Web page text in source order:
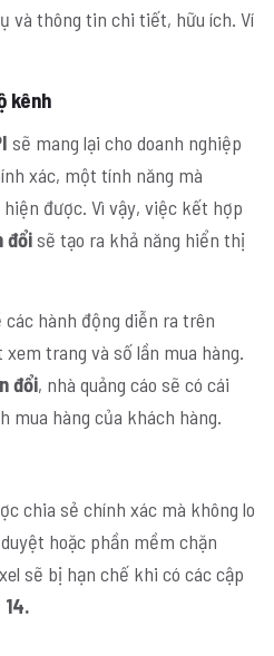
và thông tin chi tiết, hữu ích. Ví
kênh
sẽ mang lại cho doanh nghiệp
xác, một tính năng mà
được. Vì vậy, việc kết hợp
đổisẽ tạo ra khả năng hiển thị
hành động diễn ra trên
trang và số lần mua hàng.
đổi, nhà quảng cáo sẽ có cái
mua hàng của khách hàng.
chia sẻ chính xác mà không lo
hoặc phần mềm chặn
sẽ bị hạn chế khi có các cập
14.